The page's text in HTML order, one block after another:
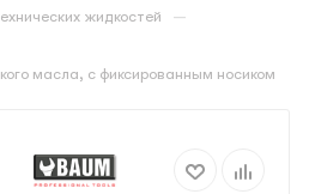
жидкостей —
масла, с фиксированным носиком